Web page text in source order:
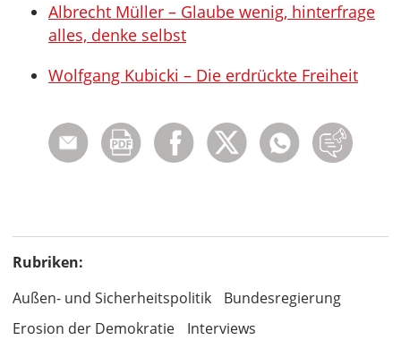
Albrecht Müller – Glaube wenig, hinterfrage
alles, denke selbst
Wolfgang Kubicki – Die erdrückte Freiheit
Rubriken:
Außen- und Sicherheitspolitik
Bundesregierung
Erosion der Demokratie
Interviews